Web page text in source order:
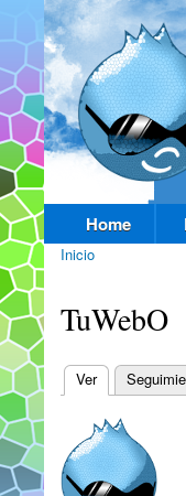
Menú principal
Home
Inicio
TuWebO
Solapas
Ver(solapa